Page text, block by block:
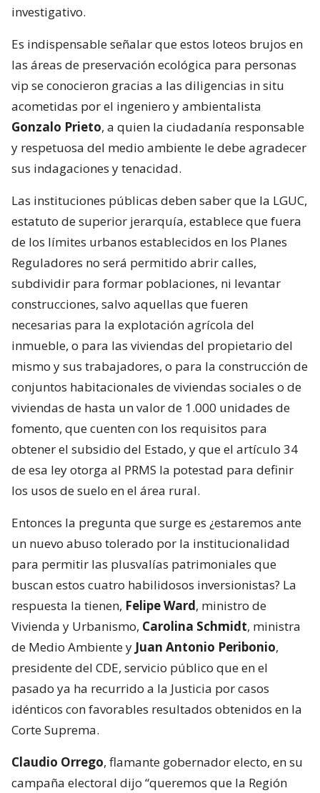
investigativo.
Es indispensable señalar que estos loteos brujos en
las áreas de preservación ecológica para personas
vip se conocieron gracias a las diligencias in situ
acometidas por el ingeniero y ambientalista
Gonzalo Prieto, a quien la ciudadanía responsable
y respetuosa del medio ambiente le debe agradecer
sus indagaciones y tenacidad.
Las instituciones públicas deben saber que la LGUC,
estatuto de superior jerarquía, establece que fuera
de los límites urbanos establecidos en los Planes
Reguladores no será permitido abrir calles,
subdividir para formar poblaciones, ni levantar
construcciones, salvo aquellas que fueren
necesarias para la explotación agrícola del
inmueble, o para las viviendas del propietario del
mismo y sus trabajadores, o para la construcción de
conjuntos habitacionales de viviendas sociales o de
viviendas de hasta un valor de 1.000 unidades de
fomento, que cuenten con los requisitos para
obtener el subsidio del Estado, y que el artículo 34
de esa ley otorga al PRMS la potestad para definir
los usos de suelo en el área rural.
Entonces la pregunta que surge es ¿estaremos ante
un nuevo abuso tolerado por la institucionalidad
para permitir las plusvalías patrimoniales que
buscan estos cuatro habilidosos inversionistas? La
respuesta la tienen, Felipe Ward, ministro de
Vivienda y Urbanismo, Carolina Schmidt, ministra
de Medio Ambiente y Juan Antonio Peribonio,
presidente del CDE, servicio público que en el
pasado ya ha recurrido a la Justicia por casos
idénticos con favorables resultados obtenidos en la
Corte Suprema.
Claudio Orrego, flamante gobernador electo, en su
campaña electoral dijo “queremos que la Región